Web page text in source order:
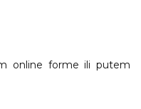
online forme ili putem